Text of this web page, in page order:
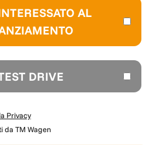
AL
DRIVE
Privacy
da TM Wagen